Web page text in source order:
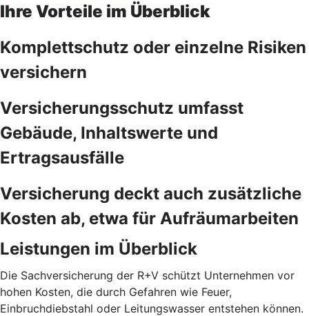
Ihre Vorteile im Überblick
Komplettschutz oder einzelne Risiken
versichern
Versicherungsschutz umfasst
Gebäude, Inhaltswerte und
Ertragsausfälle
Versicherung deckt auch zusätzliche
Kosten ab, etwa für Aufräumarbeiten
Leistungen im Überblick
Die Sachversicherung der R+V schützt Unternehmen vor
hohen Kosten, die durch Gefahren wie Feuer,
Einbruchdiebstahl oder Leitungswasser entstehen können.